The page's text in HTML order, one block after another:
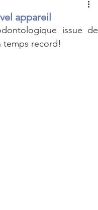
appareil
issue de
temps record!